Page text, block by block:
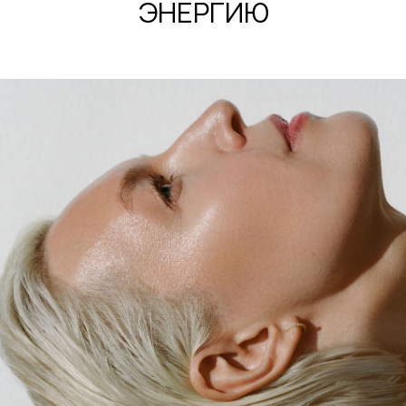
оттенке дарит светлой коже мягкое
золотистое сияние, а на более
выразительности и живого теплого